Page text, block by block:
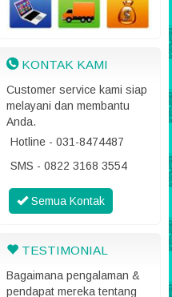
KONTAK KAMI
Customer service kami siap
melayani dan membantu
Anda.
Hotline - 031-8474487
SMS - 0822 3168 3554
Semua Kontak
TESTIMONIAL
Bagaimana pengalaman &
pendapat mereka tentang